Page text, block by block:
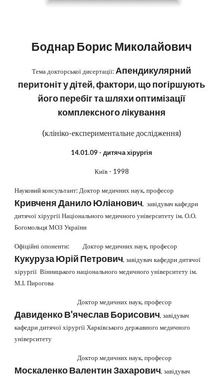
Боднар Борис Миколайович
Тема докторської дисертації: Апендикулярний
перитоніт у дітей, фактори, що погіршують
його перебіг та шляхи оптимізації
комплексного лікування
(клініко-експериментальне дослідження)
14.01.09 - дитяча хірургія
Київ - 1998
Науковий консультант: Доктор медичних наук, професор
Кривченя Данило Юліанович, завідувач кафедри
дитячої хірургії Національного медичного університету ім. О.О.
Богомольця МОЗ України
Офіційні опоненти: Доктор медичних наук, професор
Кукуруза Юрій Петрович, завідувач кафедри дитячої
хірургії Вінницького національного медичного університету ім.
М.І. Пирогова
Доктор медичних наук, професор
Давиденко В'ячеслав Борисович, завідувач
кафедри дитячої хірургії Харківського державного медичного
університету
Доктор медичних наук, професор
Москаленко Валентин Захарович, завідувач